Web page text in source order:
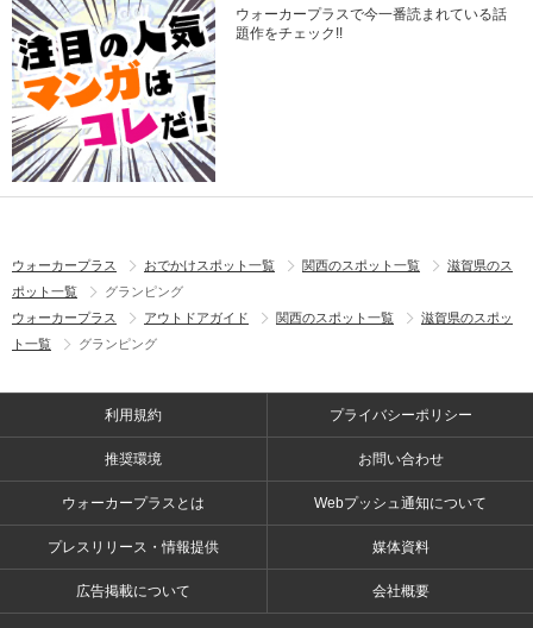
ウォーカープラスで今一番読まれている話
題作をチェック!!
ウォーカープラス おでかけスポット一覧 関西のスポット一覧
滋賀県のス
ポット一覧
グランピング
ウォーカープラス
アウトドアガイド 関西のスポット一覧
滋賀県のスポッ
ト一覧
グランピング
利用規約 プライバシーポリシー
推奨環境 お問い合わせ
ウォーカープラスとは Webプッシュ通知について
プレスリリース・情報提供 媒体資料
広告掲載について 会社概要